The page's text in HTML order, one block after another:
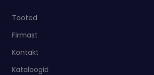
Tooted
Firmast
Kontakt
Kataloogid